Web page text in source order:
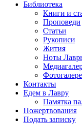
Библиотека
Книги и
Проповеди
Статьи
Рукописи
Жития
Ноты
Контакты
Едем в Лавру
Памятка
Пожертвования
Подать записку